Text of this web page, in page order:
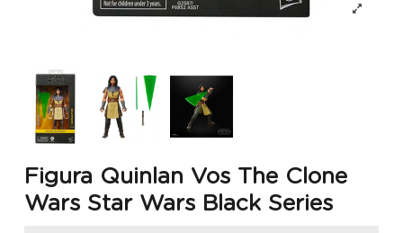
Figura Quinlan Vos The Clone
Wars Star Wars Black Series